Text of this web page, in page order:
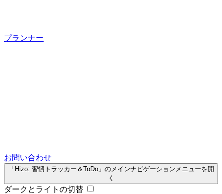
プランナー
お問い合わせ
「Hizo: 習慣トラッカー＆ToDo」のメインナビゲーションメニューを開
く
ダークとライトの切替